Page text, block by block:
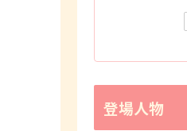
登場人物